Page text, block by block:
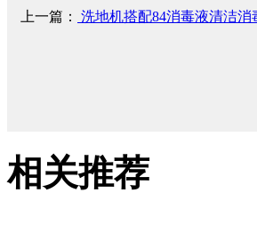
上一篇： 洗地机搭配84消毒液清洁
相关推荐